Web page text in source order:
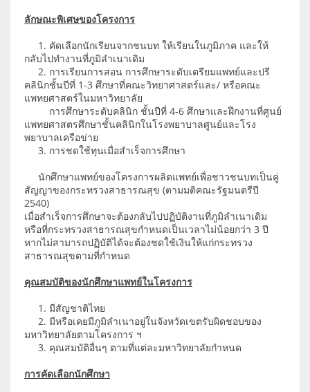
ลักษณะพิเศษของโครงการ
1. คัดเลือกนักเรียนจากชนบท ให้เรียนในภูมิภาค และให้
กลับไปทำงานที่ภูมิลำเนาเดิม
2. การเรียนการสอน การศึกษาระดับเตรียมแพทย์และปรี
คลินิกชั้นปีที่ 1-3 ศึกษาที่คณะวิทยาศาสตร์และ/ หรือคณะ
แพทยศาสตร์ในมหาวิทยาลัย
การศึกษาระดับคลินิก ชั้นปีที่ 4-6 ศึกษาและฝึกงานที่ศูนย์
แพทยศาสตรศึกษาชั้นคลินิกในโรงพยาบาลศูนย์และโรง
พยาบาลเครือข่าย
3. การชดใช้ทุนเมื่อสำเร็จการศึกษา
นักศึกษาแพทย์ของโครงการผลิตแพทย์เพื่อชาวชนบทเป็นคู่
สัญญาของกระทรวงสาธารณสุข (ตามมติคณะรัฐมนตรีปี
2540)
เมื่อสำเร็จการศึกษาจะต้องกลับไปปฏิบัติงานที่ภูมิลำเนาเดิม
หรือที่กระทรวงสาธารณสุขกำหนดเป็นเวลาไม่น้อยกว่า 3 ปี
หากไม่สามารถปฏิบัติได้จะต้องชดใช้เงินให้แก่กระทรวง
สาธารณสุขตามที่กำหนด
คุณสมบัติของนักศึกษาแพทย์ในโครงการ
1. มีสัญชาติไทย
2. มีหรือเคยมีภูมิลำเนาอยู่ในจังหวัดเขตรับผิดชอบของ
มหาวิทยาลัยตามโครงการ ฯ
3. คุณสมบัติอื่นๆ ตามที่แต่ละมหาวิทยาลัยกำหนด
การคัดเลือกนักศึกษา